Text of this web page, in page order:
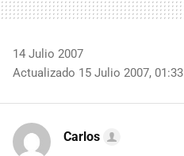
14 Julio 2007
Actualizado 15 Julio 2007, 01:33
Carlos